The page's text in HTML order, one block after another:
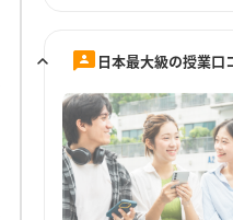
日本最大級の授業口